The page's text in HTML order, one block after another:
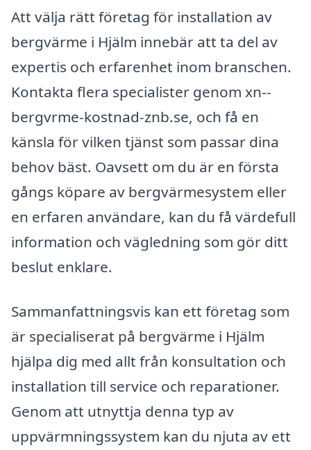
Att välja rätt företag för installation av
bergvärme i Hjälm innebär att ta del av
expertis och erfarenhet inom branschen.
Kontakta flera specialister genom xn--
bergvrme-kostnad-znb.se, och få en
känsla för vilken tjänst som passar dina
behov bäst. Oavsett om du är en första
gångs köpare av bergvärmesystem eller
en erfaren användare, kan du få värdefull
information och vägledning som gör ditt
beslut enklare.
Sammanfattningsvis kan ett företag som
är specialiserat på bergvärme i Hjälm
hjälpa dig med allt från konsultation och
installation till service och reparationer.
Genom att utnyttja denna typ av
uppvärmningssystem kan du njuta av ett